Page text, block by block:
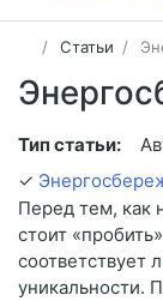
Статьи
Тип статьи:
✓
Перед тем, как
стоит
соответствует
уникальности.